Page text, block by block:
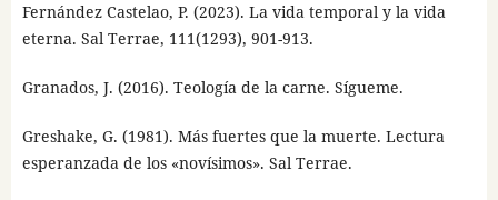
Fernández Castelao, P. (2023). La vida temporal y la vida
eterna. Sal Terrae, 111(1293), 901-913.
Granados, J. (2016). Teología de la carne. Sígueme.
Greshake, G. (1981). Más fuertes que la muerte. Lectura
esperanzada de los «novísimos». Sal Terrae.